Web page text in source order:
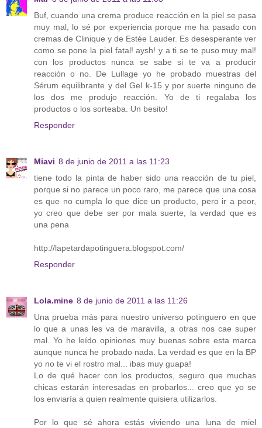
Buf, cuando una crema produce reacción en la piel se pasa
muy mal, lo sé por experiencia porque me ha pasado con
cremas de Clinique y de Estée Lauder. Es desesperante ver
como se pone la piel fatal! aysh! y a ti se te puso muy mal!
con los productos nunca se sabe si te va a producir
reacción o no. De Lullage yo he probado muestras del
Sérum equilibrante y del Gel k-15 y por suerte ninguno de
los dos me produjo reacción. Yo de ti regalaba los
productos o los sorteaba. Un besito!
Responder
Miavi 8 de junio de 2011 a las 11:23
tiene todo la pinta de haber sido una reacción de tu piel,
porque si no parece un poco raro, me parece que una cosa
es que no cumpla lo que dice un producto, pero ir a peor,
yo creo que debe ser por mala suerte, la verdad que es
una pena
http://lapetardapotinguera.blogspot.com/
Responder
Lola.mine 8 de junio de 2011 a las 11:26
Una prueba más para nuestro universo potinguero en que
lo que a unas les va de maravilla, a otras nos cae super
mal. Yo he leído opiniones muy buenas sobre esta marca
aunque nunca he probado nada. La verdad es que en la BP
yo no te vi el rostro mal... ibas muy guapa!
Lo de qué hacer con los productos, seguro que muchas
chicas estarán interesadas en probarlos... creo que yo se
los enviaría a quien realmente quisiera utilizarlos.
Por lo que sé ahora estás viviendo una luna de miel